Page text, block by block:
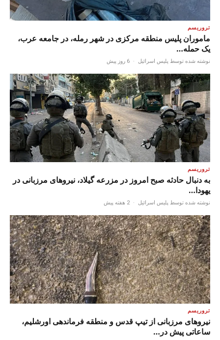
تروریسم
ماموران پلیس منطقه مرکزی در شهر رمله، در جامعه عرب،
یک حمله…
نوشته شده توسط پلیس اسرائیل · 6 روز پیش
تروریسم
به دنبال حادثه صبح امروز در مزرعه گیلاد، نیروهای مرزبانی در
یهودا…
نوشته شده توسط پلیس اسرائیل · 2 هفته پیش
تروریسم
نیروهای مرزبانی از تیپ قدس و منطقه فرماندهی اورشلیم،
ساعاتی پیش در…